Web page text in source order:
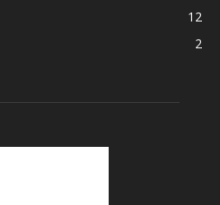
12
2